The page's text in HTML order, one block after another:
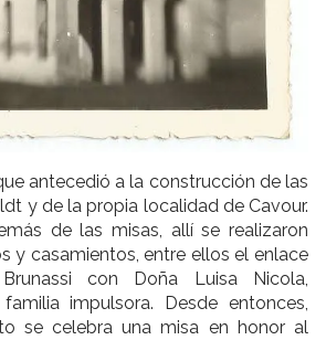
antecedió a la construcción de las
y de la propia localidad de Cavour.
de las misas, allí se realizaron
y casamientos, entre ellos el enlace
con Doña Luisa Nicola,
impulsora. Desde entonces,
se celebra una misa en honor al